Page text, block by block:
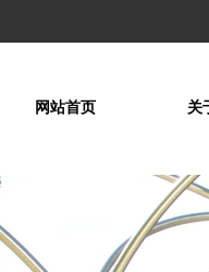
网站首页 关